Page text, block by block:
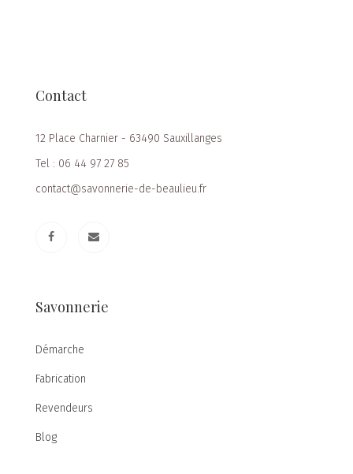
Contact
12 Place Charnier - 63490 Sauxillanges
Tel : 06 44 97 27 85
contact@savonnerie-de-beaulieu.fr
Savonnerie
Démarche
Fabrication
Revendeurs
Blog